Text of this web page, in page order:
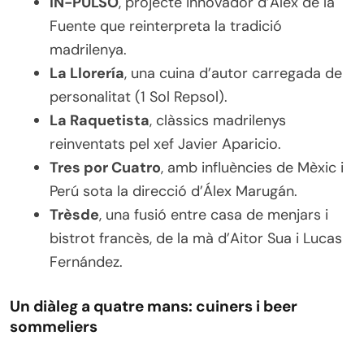
Fuente que reinterpreta la tradició
madrilenya.
La Llorería, una cuina d’autor carregada de
personalitat (1 Sol Repsol).
La Raquetista, clàssics madrilenys
reinventats pel xef Javier Aparicio.
Tres por Cuatro, amb influències de Mèxic i
Perú sota la direcció d’Álex Marugán.
Trèsde, una fusió entre casa de menjars i
bistrot francès, de la mà d’Aitor Sua i Lucas
Fernández.
Un diàleg a quatre mans: cuiners i beer
sommeliers